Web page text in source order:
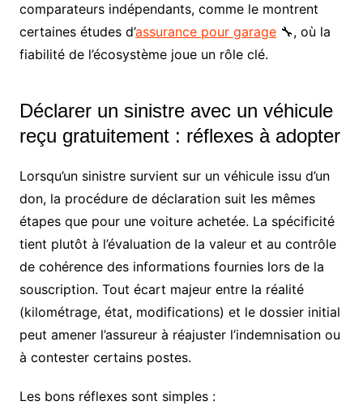
comparateurs indépendants, comme le montrent
certaines études d’assurance pour garage🔧, où la
fiabilité de l’écosystème joue un rôle clé.
Déclarer un sinistre avec un véhicule
reçu gratuitement : réflexes à adopter
Lorsqu’un sinistre survient sur un véhicule issu d’un
don, la procédure de déclaration suit les mêmes
étapes que pour une voiture achetée. La spécificité
tient plutôt à l’évaluation de la valeur et au contrôle
de cohérence des informations fournies lors de la
souscription. Tout écart majeur entre la réalité
(kilométrage, état, modifications) et le dossier initial
peut amener l’assureur à réajuster l’indemnisation ou
à contester certains postes.
Les bons réflexes sont simples :